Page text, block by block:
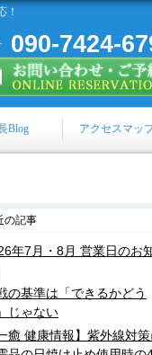
！
090-7424-
Blog アクセスマッ
の記事
年7月・8月 営業日のお
の基準は「できるかどう
じゃない
癒 健康情報】紫外線対策